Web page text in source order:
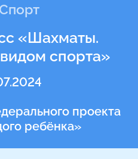
Спорт
«Шахматы.
спорта»
проекта
ребёнка»